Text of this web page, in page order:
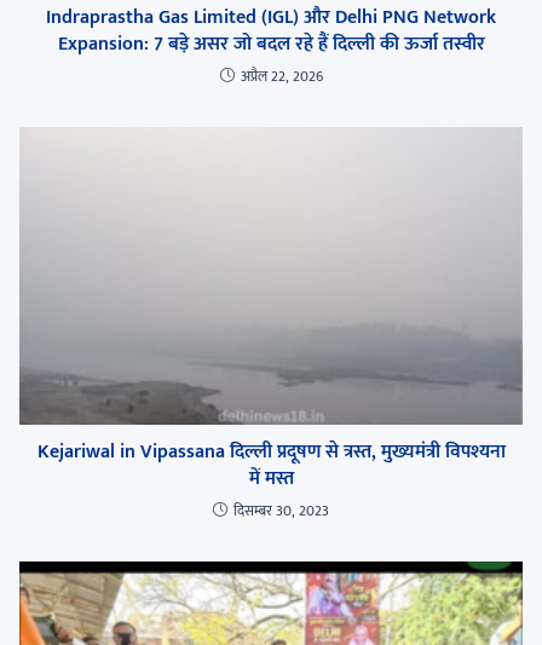
Indraprastha Gas Limited (IGL) और Delhi PNG Network
Expansion: 7 बड़े असर जो बदल रहे हैं दिल्ली की ऊर्जा तस्वीर
अप्रैल 22, 2026
Kejariwal in Vipassana दिल्ली प्रदूषण से त्रस्त, मुख्यमंत्री विपश्यना
में मस्त
दिसम्बर 30, 2023